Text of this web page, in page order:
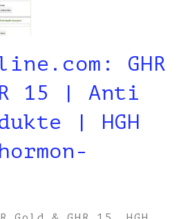
GHR
15 | Anti
| HGH